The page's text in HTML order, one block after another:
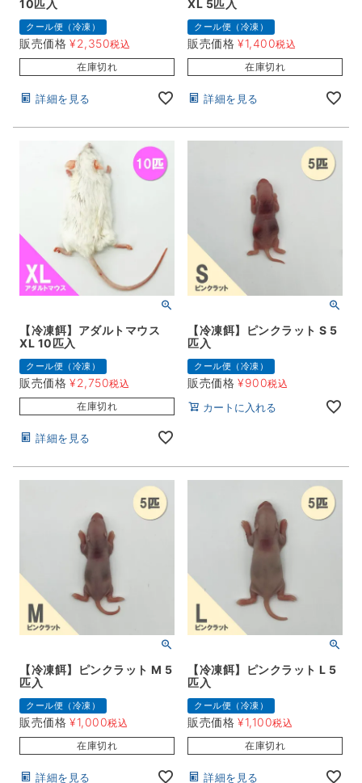
10匹入
クール便（冷凍）
販売価格 ¥2,350税込
在庫切れ
詳細を見る
XL 5匹入
クール便（冷凍）
販売価格 ¥1,400税込
在庫切れ
詳細を見る
【冷凍餌】アダルトマウス
XL 10匹入
クール便（冷凍）
販売価格 ¥2,750税込
在庫切れ
詳細を見る
【冷凍餌】ピンクラット S 5
匹入
クール便（冷凍）
販売価格 ¥900税込
カートに入れる
【冷凍餌】ピンクラット M 5
匹入
クール便（冷凍）
販売価格 ¥1,000税込
在庫切れ
詳細を見る
【冷凍餌】ピンクラット L 5
匹入
クール便（冷凍）
販売価格 ¥1,100税込
在庫切れ
詳細を見る